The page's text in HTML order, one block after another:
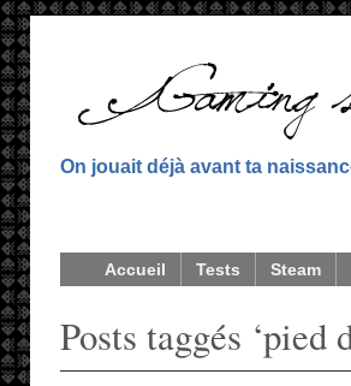
On jouait déjà avant ta
Accueil Tests Steam
Posts taggés ‘pied